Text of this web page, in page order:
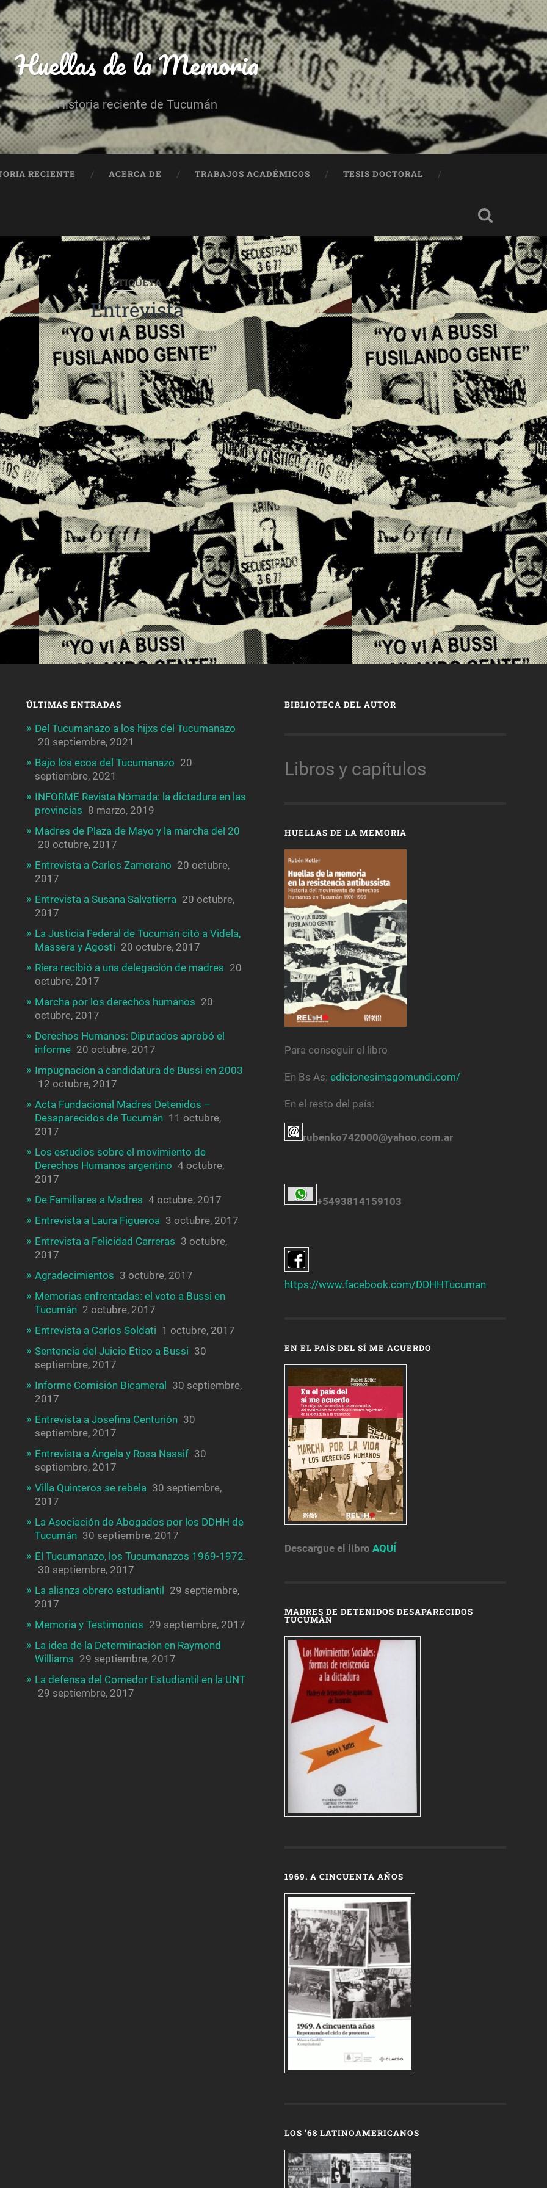
Huellas de la Memoria
Historia reciente de Tucumán
RECIENTE ACERCA DE TRABAJOS ACADÉMICOS TESIS DOCTORAL
ETIQUETA
Entrevista
ÚLTIMAS ENTRADAS
Del Tucumanazo a los hijxs del Tucumanazo
20 septiembre, 2021
Bajo los ecos del Tucumanazo 20
septiembre, 2021
INFORME Revista Nómada: la dictadura en las
provincias 8 marzo, 2019
Madres de Plaza de Mayo y la marcha del 20
20 octubre, 2017
Entrevista a Carlos Zamorano 20 octubre,
2017
Entrevista a Susana Salvatierra 20 octubre,
2017
La Justicia Federal de Tucumán citó a Videla,
Massera y Agosti 20 octubre, 2017
Riera recibió a una delegación de madres 20
octubre, 2017
Marcha por los derechos humanos 20
octubre, 2017
Derechos Humanos: Diputados aprobó el
informe 20 octubre, 2017
Impugnación a candidatura de Bussi en 2003
12 octubre, 2017
Acta Fundacional Madres Detenidos –
Desaparecidos de Tucumán 11 octubre,
2017
Los estudios sobre el movimiento de
Derechos Humanos argentino 4 octubre,
2017
De Familiares a Madres 4 octubre, 2017
Entrevista a Laura Figueroa 3 octubre, 2017
Entrevista a Felicidad Carreras 3 octubre,
2017
Agradecimientos 3 octubre, 2017
Memorias enfrentadas: el voto a Bussi en
Tucumán 2 octubre, 2017
Entrevista a Carlos Soldati 1 octubre, 2017
Sentencia del Juicio Ético a Bussi 30
septiembre, 2017
Informe Comisión Bicameral
30 septiembre,
2017
Entrevista a Josefina Centurión 30
septiembre, 2017
Entrevista a Ángela y Rosa Nassif 30
septiembre, 2017
Villa Quinteros se rebela 30 septiembre,
2017
La Asociación de Abogados por los DDHH de
Tucumán 30 septiembre, 2017
El Tucumanazo, los Tucumanazos 1969-1972.
30 septiembre, 2017
La alianza obrero estudiantil
29 septiembre,
2017
Memoria y Testimonios 29 septiembre, 2017
La idea de la Determinación en Raymond
Williams 29 septiembre, 2017
La defensa del Comedor Estudiantil en la UNT
29 septiembre, 2017
BIBLIOTECA DEL AUTOR
Libros y capítulos
HUELLAS DE LA MEMORIA
Para conseguir el libro
En Bs As: edicionesimagomundi.com/
En el resto del país:
rubenko742000@yahoo.com.ar
+5493814159103
https://www.facebook.com/DDHHTucuman
EN EL PAÍS DEL SÍ ME ACUERDO
Descargue el libro AQUÍ
MADRES DE DETENIDOS DESAPARECIDOS
TUCUMÁN
1969. A CINCUENTA AÑOS
LOS ’68 LATINOAMERICANOS